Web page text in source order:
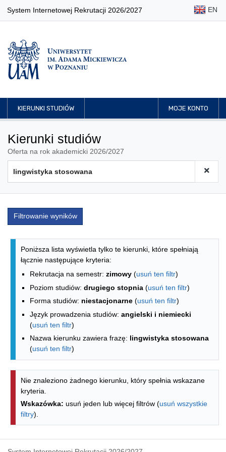
System Internetowej Rekrutacji 2026/2027 EN
KIERUNKI STUDIÓW MOJE KONTO
Kierunki studiów
Oferta na rok akademicki 2026/2027
Filtrowanie wyników
Lista kierunków - spis według
Poniższa lista wyświetla tylko te kierunki, które spełniają
łącznie następujące kryteria:
Rekrutacja na semestr: zimowy (usuń ten filtr)
Poziom studiów: drugiego stopnia (usuń ten filtr)
Forma studiów: niestacjonarne (usuń ten filtr)
Język prowadzenia studiów: angielski i niemiecki
(usuń ten filtr)
Nazwa kierunku zawiera frazę: lingwistyka stosowana
(usuń ten filtr)
Nie znaleziono żadnego kierunku, który spełnia wskazane
kryteria.
Wskazówka: usuń jeden lub więcej filtrów (usuń wszystkie
filtry).